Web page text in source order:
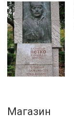
Магазин